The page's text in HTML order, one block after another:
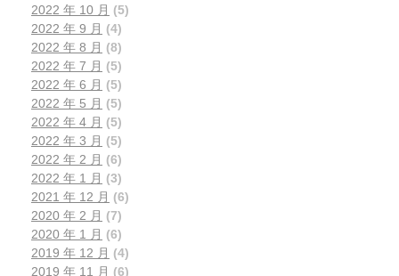
2022 年 10 月 (5)
2022 年 9 月 (4)
2022 年 8 月 (8)
2022 年 7 月 (5)
2022 年 6 月 (5)
2022 年 5 月 (5)
2022 年 4 月 (5)
2022 年 3 月 (5)
2022 年 2 月 (6)
2022 年 1 月 (3)
2021 年 12 月 (6)
2020 年 2 月 (7)
2020 年 1 月 (6)
2019 年 12 月 (4)
2019 年 11 月 (6)